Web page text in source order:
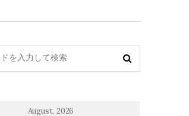
August, 2026